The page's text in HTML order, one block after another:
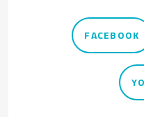
FACEBOOK